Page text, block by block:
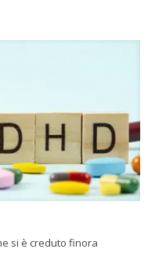
si è creduto finora